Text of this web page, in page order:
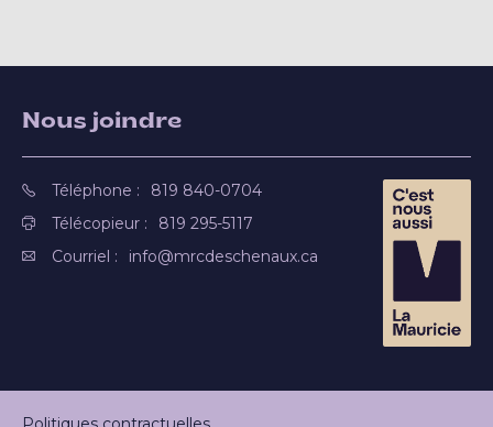
Nous joindre
Téléphone :
819 840-0704
Télécopieur :
819 295-5117
Courriel :
info@mrcdeschenaux.ca